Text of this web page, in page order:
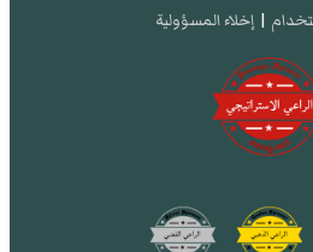
| إخلاء المسؤولية